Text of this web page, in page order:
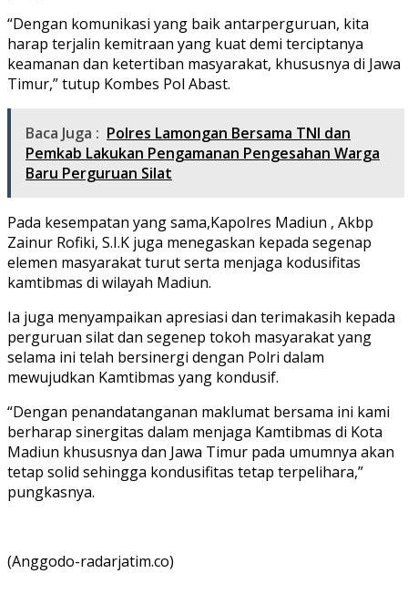
“Dengan komunikasi yang baik antarperguruan, kita
harap terjalin kemitraan yang kuat demi terciptanya
keamanan dan ketertiban masyarakat, khususnya di Jawa
Timur,” tutup Kombes Pol Abast.
Baca Juga : Polres Lamongan Bersama TNI dan
Pemkab Lakukan Pengamanan Pengesahan Warga
Baru Perguruan Silat
Pada kesempatan yang sama,Kapolres Madiun , Akbp
Zainur Rofiki, S.I.K juga menegaskan kepada segenap
elemen masyarakat turut serta menjaga kodusifitas
kamtibmas di wilayah Madiun.
Ia juga menyampaikan apresiasi dan terimakasih kepada
perguruan silat dan segenep tokoh masyarakat yang
selama ini telah bersinergi dengan Polri dalam
mewujudkan Kamtibmas yang kondusif.
“Dengan penandatanganan maklumat bersama ini kami
berharap sinergitas dalam menjaga Kamtibmas di Kota
Madiun khususnya dan Jawa Timur pada umumnya akan
tetap solid sehingga kondusifitas tetap terpelihara,”
pungkasnya.
(Anggodo-radarjatim.co)